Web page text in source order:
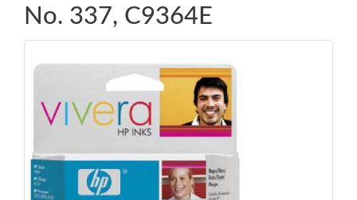
No. 337, C9364E